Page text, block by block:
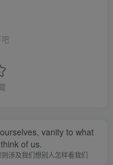
vanity to what
of us.
涉及我们想别人怎样看我们